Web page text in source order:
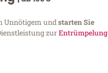
Unnötigem und starten Sie
zurEntrümpelung